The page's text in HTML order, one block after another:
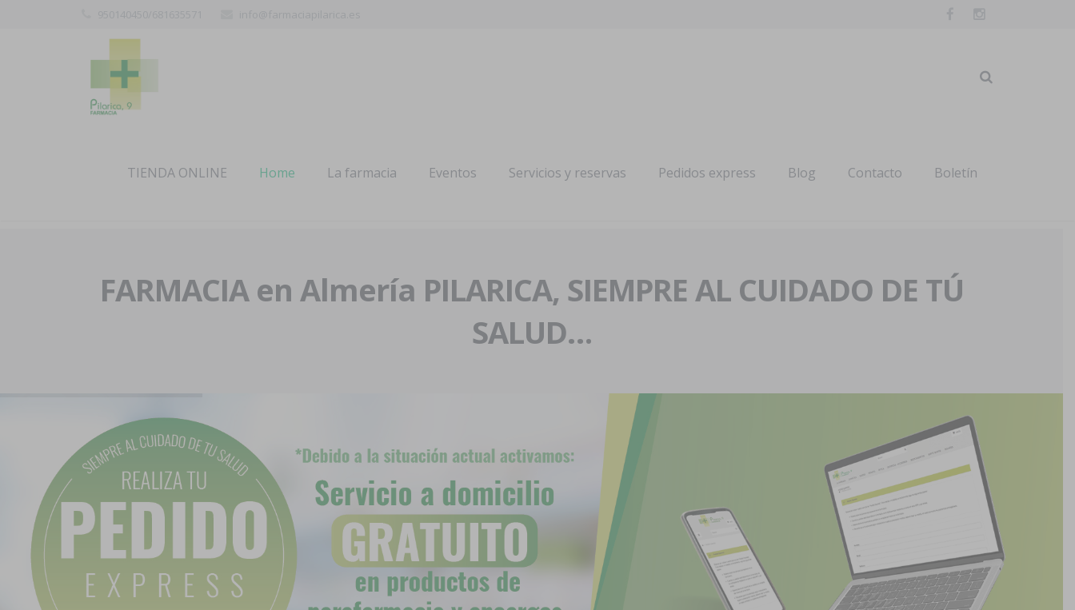
TIENDA ONLINE Home La farmacia Eventos Servicios y reservas Pedidos express Blog Contacto Boletín
FARMACIA en Almería PILARICA, SIEMPRE AL CUIDADO DE TÚ
SALUD…